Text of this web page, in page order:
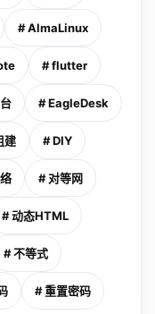
# AlmaLinux
# flutter
# EagleDesk
建 # DIY
# 对等网
# 动态HTML
# 不等式
# 重置密码